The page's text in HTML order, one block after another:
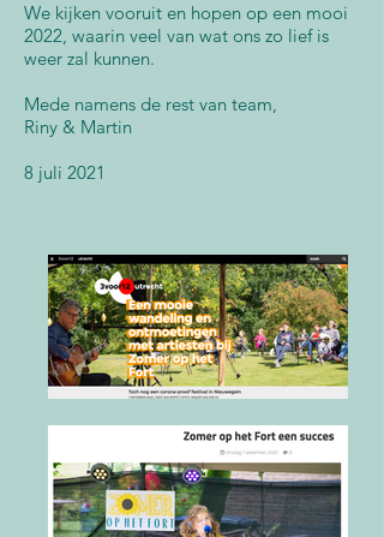
We kijken vooruit en hopen op een mooi
2022, waarin veel van wat ons zo lief is
weer zal kunnen.
Mede namens de rest van team,
Riny & Martin
8 juli 2021